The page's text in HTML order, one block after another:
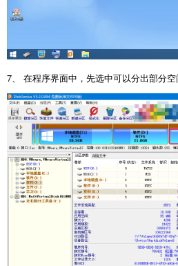
7、 在程序界面中，先选中可以分出部分